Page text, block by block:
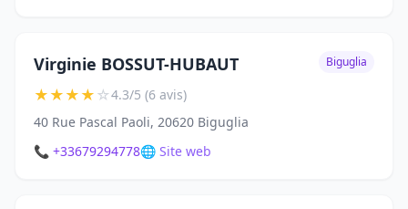
Virginie BOSSUT-HUBAUT Biguglia
★★★★☆4.3/5 (6 avis)
40 Rue Pascal Paoli, 20620 Biguglia
📞 +33679294778🌐 Site web